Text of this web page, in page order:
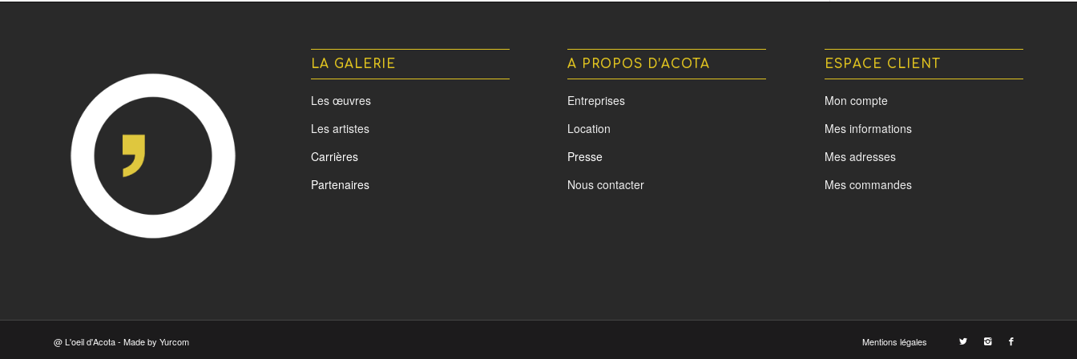
LA GALERIE
Les œuvres
Les artistes
Carrières
Partenaires
A PROPOS D’ACOTA
Entreprises
Location
Presse
Nous contacter
ESPACE CLIENT
Mon compte
Mes informations
Mes adresses
Mes commandes
@ L'oeil d'Acota - Made by Yurcom Mentions légales